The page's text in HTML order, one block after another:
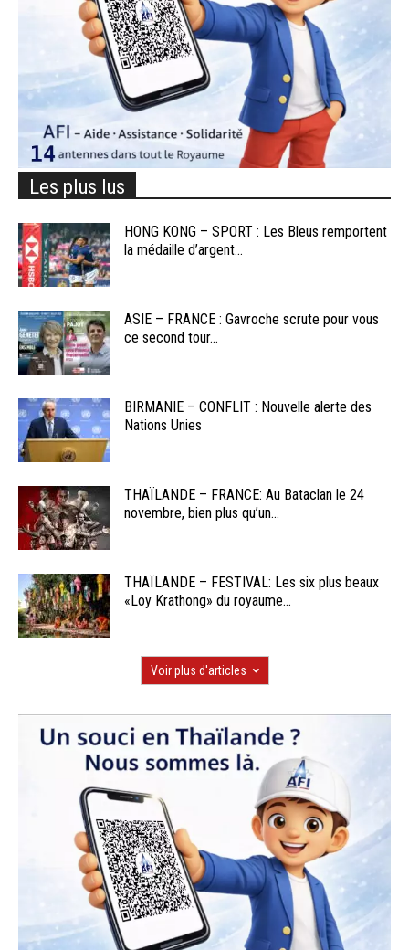
Les plus lus
HONG KONG – SPORT : Les Bleus remportent
la médaille d’argent...
ASIE – FRANCE : Gavroche scrute pour vous
ce second tour...
BIRMANIE – CONFLIT : Nouvelle alerte des
Nations Unies
THAÏLANDE – FRANCE: Au Bataclan le 24
novembre, bien plus qu’un...
THAÏLANDE – FESTIVAL: Les six plus beaux
«Loy Krathong» du royaume...
Voir plus d'articles